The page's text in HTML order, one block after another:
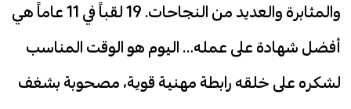
والمثابرة والعديد من النجاحات. 19 لقباً في 11 عاماً هي
أفضل شهادة على عمله… اليوم هو الوقت المناسب
لشكره على خلقه رابطة مهنية قوية، مصحوبة بشغف